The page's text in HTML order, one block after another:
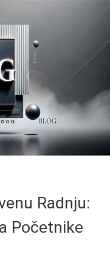
Radnju:
Početnike